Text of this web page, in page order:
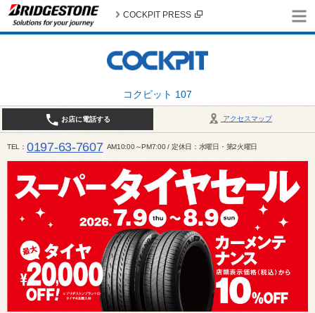
コクピット 107
COCKPIT PRESS
アクセスマップ
お店に電話する
TEL 0197-63-7607 AM10:00～PM7:00 / 定休日：水曜日・第2火曜日